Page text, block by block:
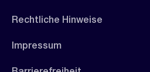
Rechtliche Hinweise
Impressum